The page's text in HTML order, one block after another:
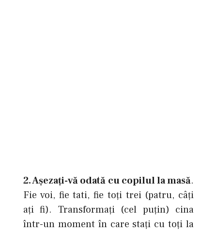
2. Aşezaţi-vă odată cu copilul la masă.
Fie voi, fie tati, fie toţi trei (patru, câţi
aţi fi). Transformaţi (cel puţin) cina
într-un moment în care staţi cu toţi la